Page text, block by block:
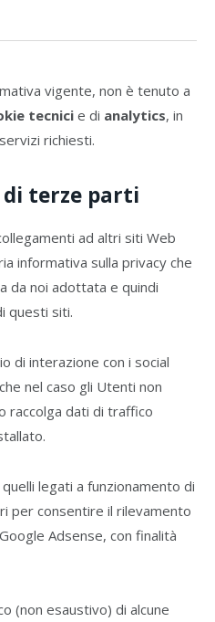
vigente, non è tenuto a
tecnici e di analytics, in
richiesti.
di terze parti
ad altri siti Web
informativa sulla privacy che
da noi adottata e quindi
questi siti.
di interazione con i social
nel caso gli Utenti non
raccolga dati di traffico
legati a funzionamento di
per consentire il rilevamento
Adsense, con finalità
(non esaustivo) di alcune